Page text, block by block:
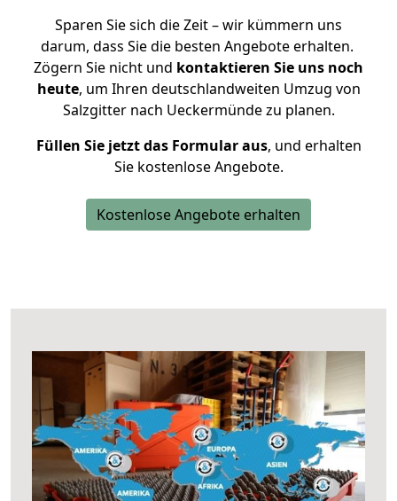
Sparen Sie sich die Zeit – wir kümmern uns
darum, dass Sie die besten Angebote erhalten.
Zögern Sie nicht und kontaktieren Sie uns noch
heute, um Ihren deutschlandweiten Umzug von
Salzgitter nach Ueckermünde zu planen.
Füllen Sie jetzt das Formular aus, und erhalten
Sie kostenlose Angebote.
Kostenlose Angebote erhalten